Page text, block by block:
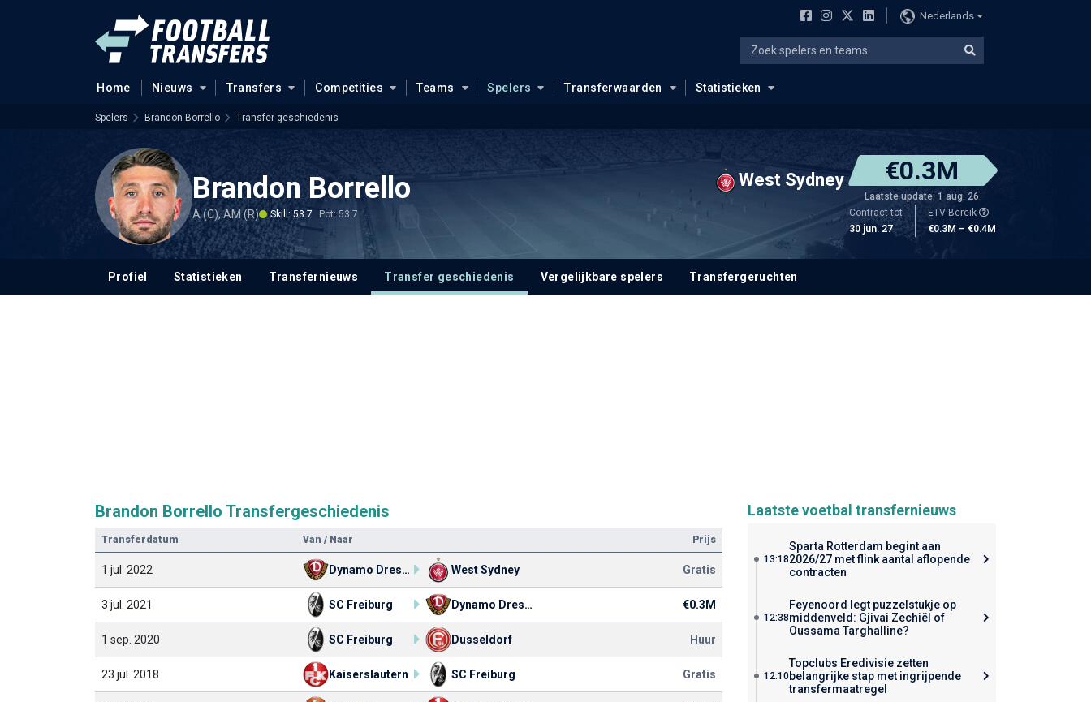
Nederlands
Home Nieuws Transfers Competities Teams Spelers Transferwaarden Statistieken
Spelers Brandon Borrello Transfer geschiedenis
Brandon Borrello
A (C), AM (R) Skill: 53.7 Pot: 53.7
West Sydney €0.3M
Laatste update: 1 aug. 26
Contract tot
30 jun. 27
ETV Bereik
€0.3M – €0.4M
Profiel Statistieken Transfernieuws Transfer geschiedenis Vergelijkbare spelers Transfergeruchten
Brandon Borrello Transfergeschiedenis
Transferdatum Van / Naar Prijs
1 jul. 2022 Dynamo Dresden West Sydney Gratis
3 jul. 2021 SC Freiburg Dynamo Dresden €0.3M
1 sep. 2020 SC Freiburg Dusseldorf Huur
23 jul. 2018 Kaiserslautern SC Freiburg Gratis
Laatste voetbal transfernieuws
13:18
Sparta Rotterdam begint aan
2026/27 met flink aantal aflopende
contracten
12:38
Feyenoord legt puzzelstukje op
middenveld: Gjivai Zechiël of
Oussama Targhalline?
12:10
Topclubs Eredivisie zetten
belangrijke stap met ingrijpende
transfermaatregel